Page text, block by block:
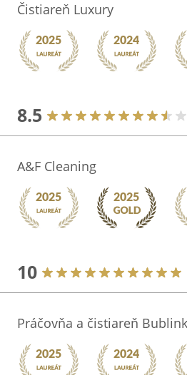
Čistiareň Luxury
8.5
A&F Cleaning
10
Práčovňa a čistiareň